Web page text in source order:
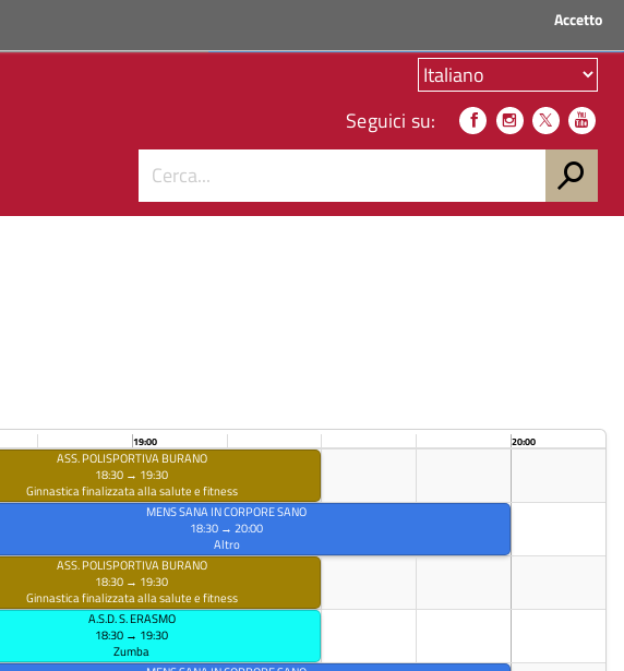
Accetto
Seguici su:
19:00 20:00
ASS. POLISPORTIVA BURANO
18:30 → 19:30
Ginnastica finalizzata alla salute e fitness
MENS SANA IN CORPORE SANO
18:30 → 20:00
Altro
ASS. POLISPORTIVA BURANO
18:30 → 19:30
Ginnastica finalizzata alla salute e fitness
A.S.D. S. ERASMO
18:30 → 19:30
Zumba